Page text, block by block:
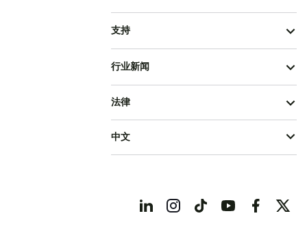
支持
行业新闻
法律
中文